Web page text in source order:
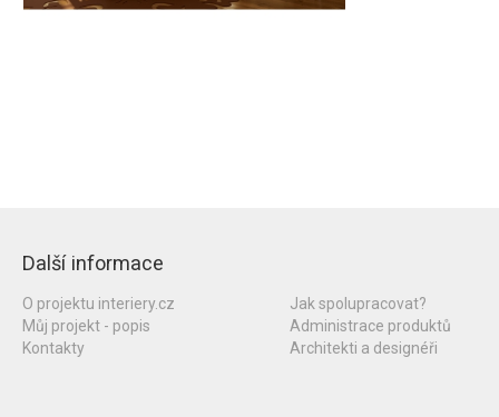
Další informace
O projektu interiery.cz
Můj projekt - popis
Kontakty
Jak spolupracovat?
Administrace produktů
Architekti a designéři